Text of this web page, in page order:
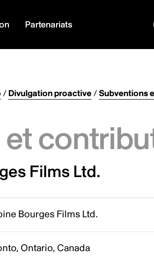
Partenariats
/ Divulgation proactive/Subventions
Films Ltd.
Bourges Films Ltd.
Ontario, Canada